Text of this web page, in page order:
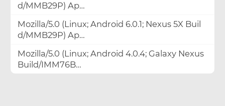
d/MMB29P) Ap…
Mozilla/5.0 (Linux; Android 6.0.1; Nexus 5X Buil
d/MMB29P) Ap…
Mozilla/5.0 (Linux; Android 4.0.4; Galaxy Nexus
Build/IMM76B…